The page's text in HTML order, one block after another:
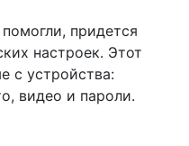
придется
настроек. Этот
с устройства:
видео и пароли.